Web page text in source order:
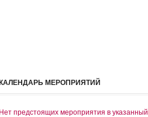
КАЛЕНДАРЬ МЕРОПРИЯТИЙ
Нет предстоящих мероприятия в указанный